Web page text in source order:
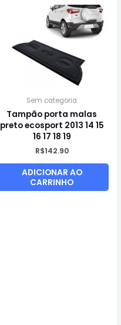
Sem categoria
Tampão porta malas
preto ecosport 2013 14 15
16 17 18 19
R$142.90
ADICIONAR AO
CARRINHO